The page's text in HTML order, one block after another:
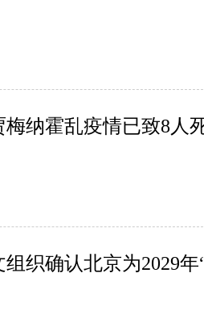
纳霍乱疫情已致8人
织确认北京为2029